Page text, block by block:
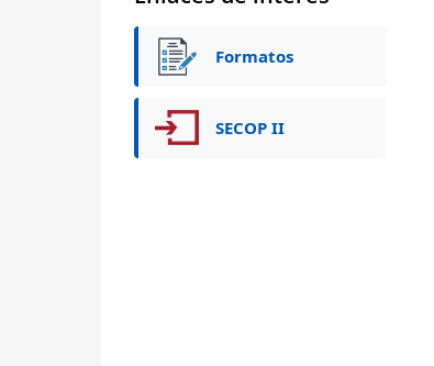
Formatos
SECOP II